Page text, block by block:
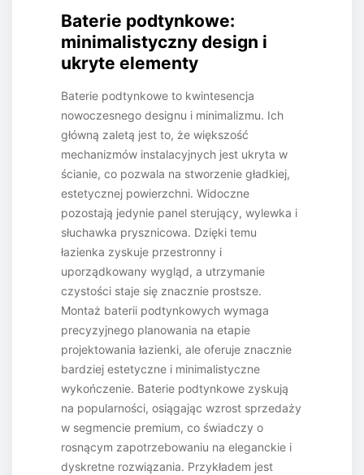
Baterie podtynkowe:
minimalistyczny design i
ukryte elementy
Baterie podtynkowe to kwintesencja
nowoczesnego designu i minimalizmu. Ich
główną zaletą jest to, że większość
mechanizmów instalacyjnych jest ukryta w
ścianie, co pozwala na stworzenie gładkiej,
estetycznej powierzchni. Widoczne
pozostają jedynie panel sterujący, wylewka i
słuchawka prysznicowa. Dzięki temu
łazienka zyskuje przestronny i
uporządkowany wygląd, a utrzymanie
czystości staje się znacznie prostsze.
Montaż baterii podtynkowych wymaga
precyzyjnego planowania na etapie
projektowania łazienki, ale oferuje znacznie
bardziej estetyczne i minimalistyczne
wykończenie. Baterie podtynkowe zyskują
na popularności, osiągając wzrost sprzedaży
w segmencie premium, co świadczy o
rosnącym zapotrzebowaniu na eleganckie i
dyskretne rozwiązania. Przykładem jest